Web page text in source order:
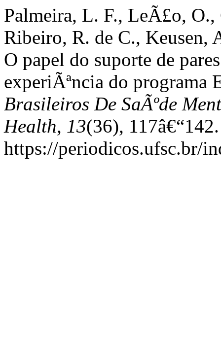
Palmeira, L. F., LeÃ£o,
Ribeiro, R. de C.,
O papel do suporte de
experiÃªncia do programa
Brasileiros De SaÃºde
Health, 13(36),
https://periodicos.ufsc.br/